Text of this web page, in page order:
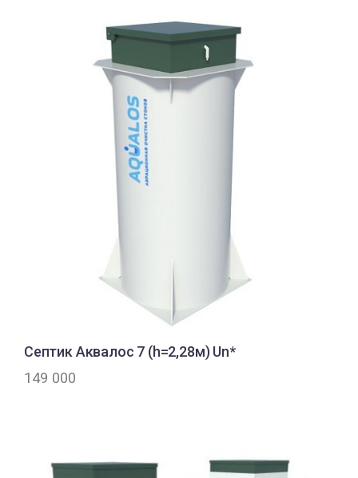
Септик Аквалос 7 (h=2,28м) Un*
149 000